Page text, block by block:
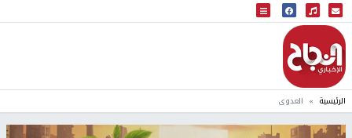
البث المباشر
إذاعة النجاح
الرئيسية العدوى